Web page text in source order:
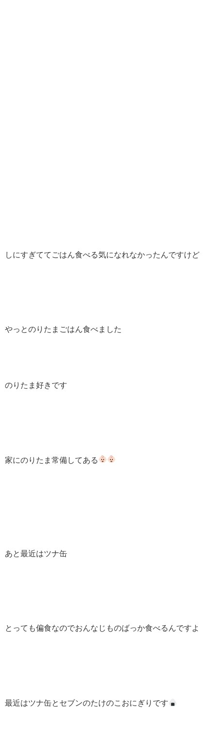
しにすぎててごはん食べる気になれなかったんですけど
やっとのりたまごはん食べました
のりたま好きです
家にのりたま常備してある
あと最近はツナ缶
とっても偏食なのでおんなじものばっか食べるんですよ
最近はツナ缶とセブンのたけのこおにぎりです